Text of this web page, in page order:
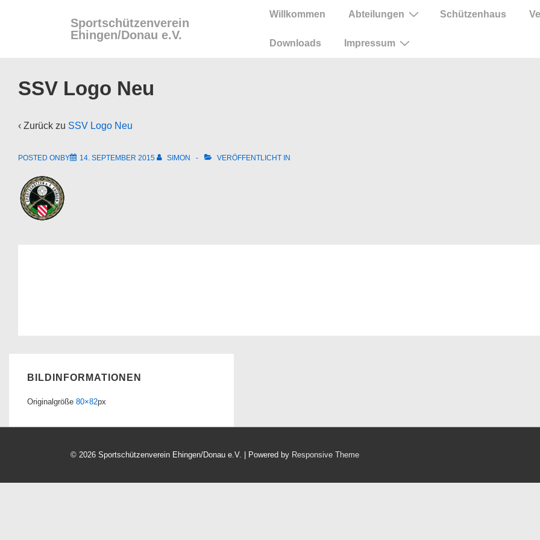
Sportschützenverein
Ehingen/Donau e.V.
Main
Willkommen Abteilungen Schützenhaus
Downloads Impressum
SSV Logo Neu
‹ Zurück zu SSV Logo Neu
POSTED ONBY 14. SEPTEMBER 2015 SIMON VERÖFFENTLICHT IN
BILDINFORMATIONEN
Originalgröße 80×82px
© 2026 Sportschützenverein Ehingen/Donau e.V. | Powered by Responsive Theme